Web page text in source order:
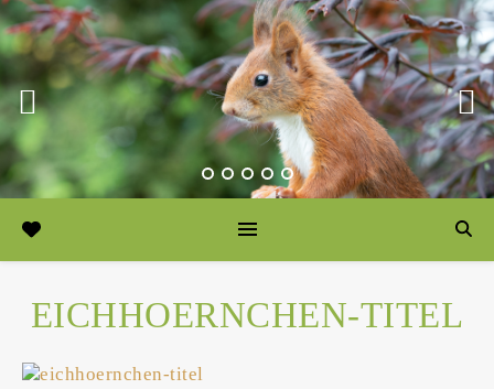
EICHHOERNCHEN-TITEL